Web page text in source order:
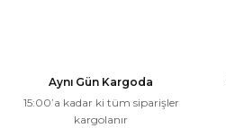
Aynı Gün Kargoda
15:00’a kadar ki tüm siparişler
kargolanır